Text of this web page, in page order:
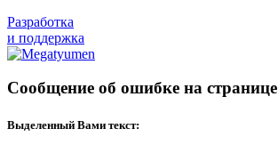
Разработка
и поддержка
Сообщение об ошибке на странице
Выделенный Вами текст: